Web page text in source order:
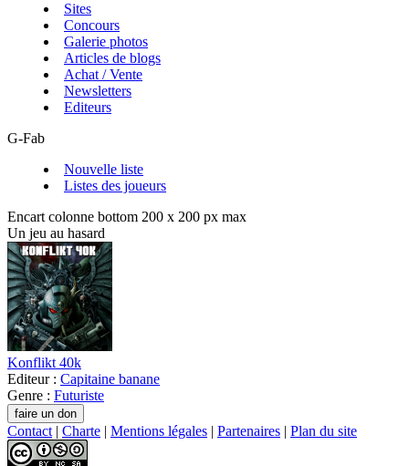
Sites
Concours
Galerie photos
Articles de blogs
Achat / Vente
Newsletters
Editeurs
G-Fab
Nouvelle liste
Listes des joueurs
Encart colonne bottom 200 x 200 px max
Un jeu au hasard
Konflikt 40k
Editeur : Capitaine banane
Genre : Futuriste
Contact | Charte | Mentions légales | Partenaires | Plan du site